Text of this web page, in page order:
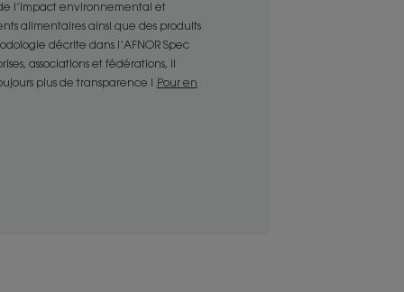
et procure un effet belle peau*,
à tous les types de peaux.
l’impact environnemental et
alimentaires ainsi que des produits
décrite dans l’AFNOR Spec
associations et fédérations, il
plus de transparence ! Pour en